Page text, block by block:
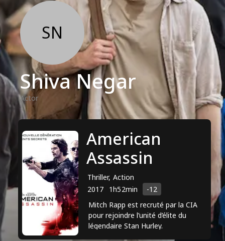
SN
Shiva Negar
Actor
American
Assassin
Thriller, Action
2017
1h52min
-12
Mitch Rapp est recruté par la CIA
pour rejoindre l’unité d’élite du
légendaire Stan Hurley.